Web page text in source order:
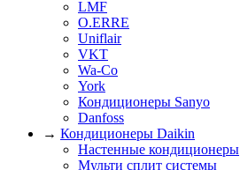
LMF
O.ERRE
Uniflair
VKT
Wa-Co
York
Кондиционеры Sanyo
Danfoss
→ Кондиционеры Daikin
Настенные кондиционеры
Мульти сплит системы